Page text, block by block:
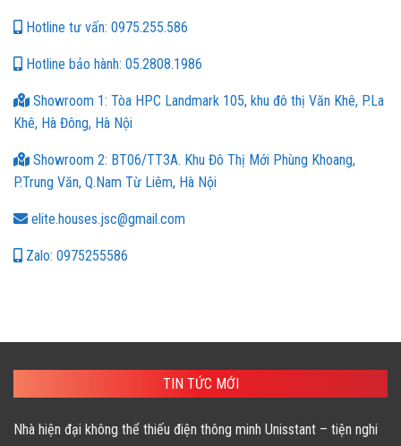
Hotline tư vấn: 0975.255.586
Hotline bảo hành: 05.2808.1986
Showroom 1: Tòa HPC Landmark 105, khu đô thị Văn Khê, P.La
Khê, Hà Đông, Hà Nội
Showroom 2: BT06/TT3A. Khu Đô Thị Mới Phùng Khoang,
P.Trung Văn, Q.Nam Từ Liêm, Hà Nội
elite.houses.jsc@gmail.com
Zalo: 0975255586
TIN TỨC MỚI
Nhà hiện đại không thể thiếu điện thông minh Unisstant – tiện nghi